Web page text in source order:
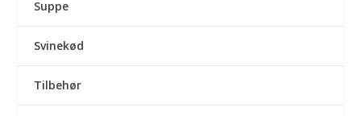
Suppe
Svinekød
Tilbehør